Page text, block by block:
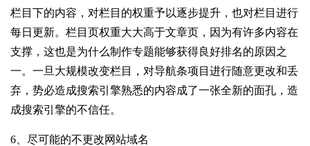
栏目下的内容，对栏目的权重予以逐步提升，也对栏目进行
每日更新。 栏目页权重大大高于文章页，因为有许多内容在
支撑，这也是为什么制作专题能够获得良好排名的原因之
一。 一旦大规模改变栏目，对导航条项目进行随意更改和丢
弃，势必造成搜索引擎熟悉的内容成了一张全新的面孔，造
成搜索引擎的不信任。
6、尽可能的不更改网站域名